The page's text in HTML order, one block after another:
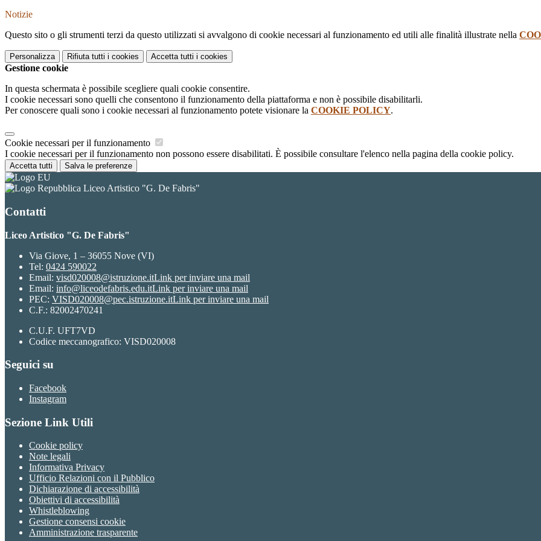
Notizie
Questo sito o gli strumenti terzi da questo utilizzati si avvalgono di cookie necessari al funzionamento ed utili alle finalità illustrate nella
Personalizza Rifiuta tutti i cookies Accetta tutti i cookies
Gestione cookie
In questa schermata è possibile scegliere quali cookie consentire.
I cookie necessari sono quelli che consentono il funzionamento della piattaforma e non è possibile disabilitarli.
Per conoscere quali sono i cookie necessari al funzionamento potete visionare la COOKIE POLICY.
Cookie necessari per il funzionamento
I cookie necessari per il funzionamento non possono essere disabilitati. È possibile consultare l'elenco nella pagina della cookie policy.
Accetta tutti Salva le preferenze
Liceo Artistico "G. De Fabris"
Contatti
Liceo Artistico "G. De Fabris"
Via Giove, 1 – 36055 Nove (VI)
Tel: 0424 590022
Email: visd020008@istruzione.itLink per inviare una mail
Email: info@liceodefabris.edu.itLink per inviare una mail
PEC: VISD020008@pec.istruzione.itLink per inviare una mail
C.F.: 82002470241
C.U.F. UFT7VD
Codice meccanografico: VISD020008
Seguici su
Facebook
Instagram
Sezione Link Utili
Cookie policy
Note legali
Informativa Privacy
Ufficio Relazioni con il Pubblico
Dichiarazione di accessibilità
Obiettivi di accessibilità
Whistleblowing
Gestione consensi cookie
Amministrazione trasparente